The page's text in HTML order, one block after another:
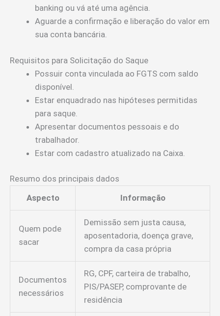
banking ou vá até uma agência.
Aguarde a confirmação e liberação do valor em
sua conta bancária.
Requisitos para Solicitação do Saque
Possuir conta vinculada ao FGTS com saldo
disponível.
Estar enquadrado nas hipóteses permitidas
para saque.
Apresentar documentos pessoais e do
trabalhador.
Estar com cadastro atualizado na Caixa.
Resumo dos principais dados
Aspecto
Informação
Quem pode
sacar
Demissão sem justa causa,
aposentadoria, doença grave,
compra da casa própria
Documentos
necessários
RG, CPF, carteira de trabalho,
PIS/PASEP, comprovante de
residência